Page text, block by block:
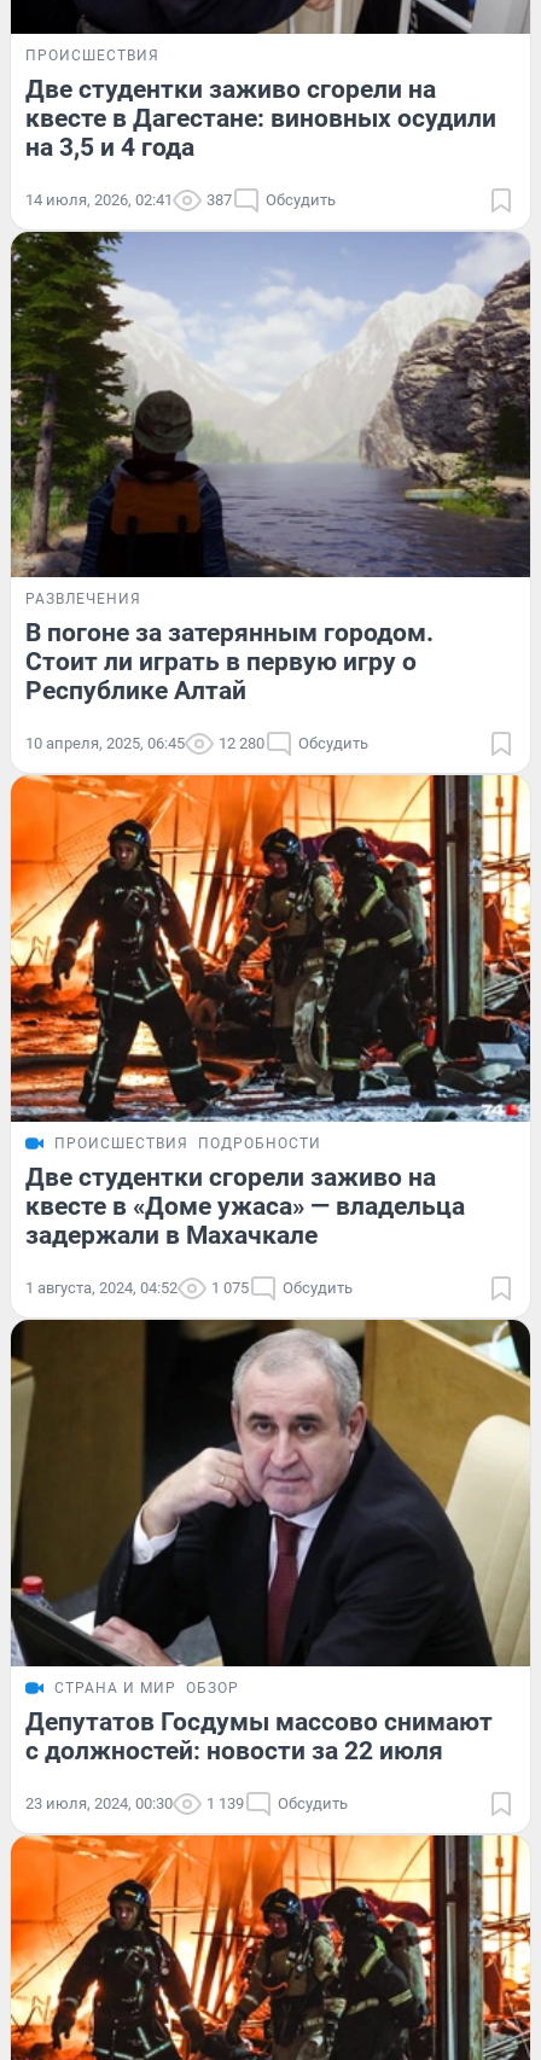
ПРОИСШЕСТВИЯ
Две студентки заживо сгорели на
квесте в Дагестане: виновных осудили
на 3,5 и 4 года
14 июля, 2026, 02:41 387 Обсудить
РАЗВЛЕЧЕНИЯ
В погоне за затерянным городом.
Стоит ли играть в первую игру о
Республике Алтай
10 апреля, 2025, 06:45 12 280 Обсудить
ПРОИСШЕСТВИЯ ПОДРОБНОСТИ
Две студентки сгорели заживо на
квесте в «Доме ужаса» — владельца
задержали в Махачкале
1 августа, 2024, 04:52 1 075 Обсудить
СТРАНА И МИР ОБЗОР
Депутатов Госдумы массово снимают
с должностей: новости за 22 июля
23 июля, 2024, 00:30 1 139 Обсудить